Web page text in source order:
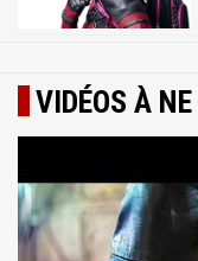
VIDÉOS À